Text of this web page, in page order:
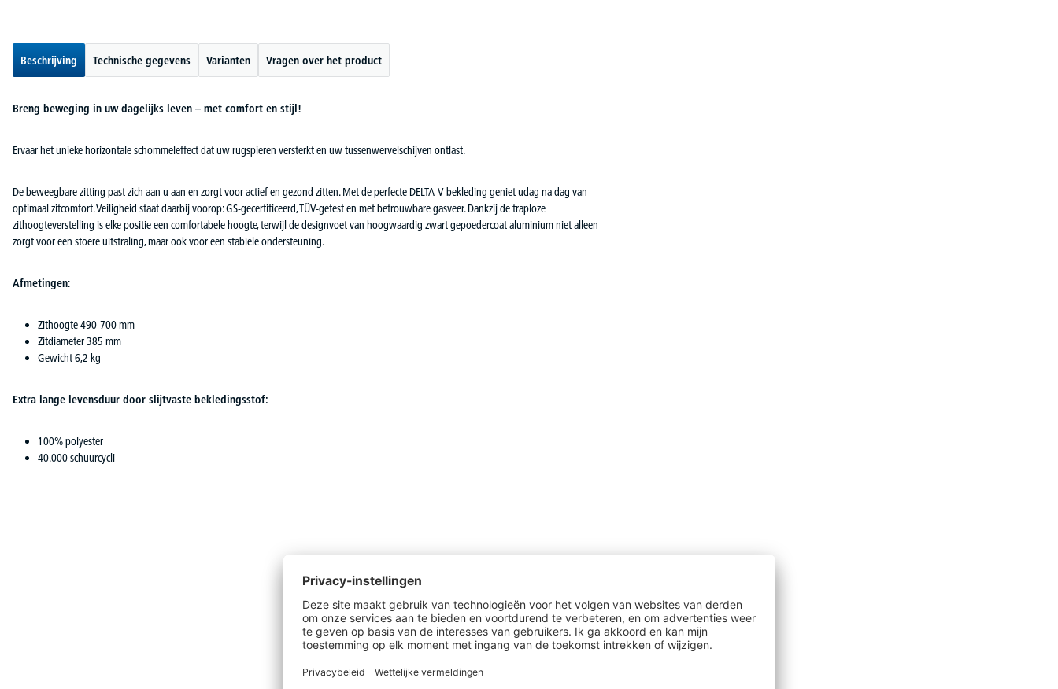
Beschrijving Technische gegevens Varianten Vragen over het product
Breng beweging in uw dagelijks leven – met comfort en stijl!
Ervaar het unieke horizontale schommeleffect dat uw rugspieren versterkt en uw tussenwervelschijven ontlast.
De beweegbare zitting past zich aan u aan en zorgt voor actief en gezond zitten. Met de perfecte DELTA-V-bekleding geniet udag na dag van
optimaal zitcomfort. Veiligheid staat daarbij voorop: GS-gecertificeerd, TÜV-getest en met betrouwbare gasveer. Dankzij de traploze
zithoogteverstelling is elke positie een comfortabele hoogte, terwijl de designvoet van hoogwaardig zwart gepoedercoat aluminium niet alleen
zorgt voor een stoere uitstraling, maar ook voor een stabiele ondersteuning.
Afmetingen:
Zithoogte 490-700 mm
Zitdiameter 385 mm
Gewicht 6,2 kg
Extra lange levensduur door slijtvaste bekledingsstof:
100% polyester
40.000 schuurcycli